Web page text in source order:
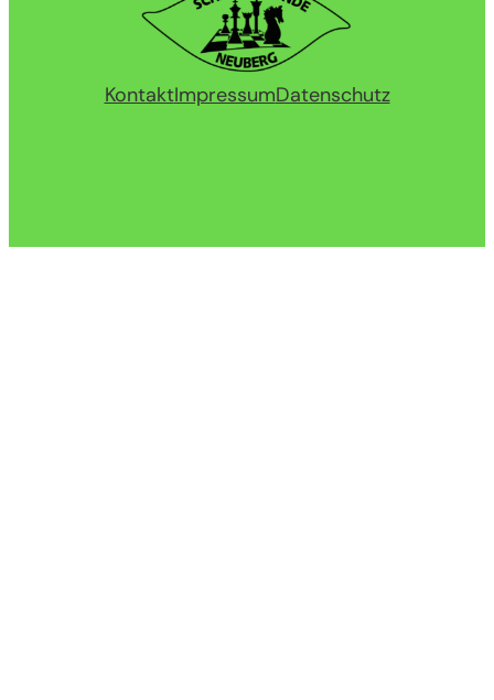
KontaktImpressumDatenschutz